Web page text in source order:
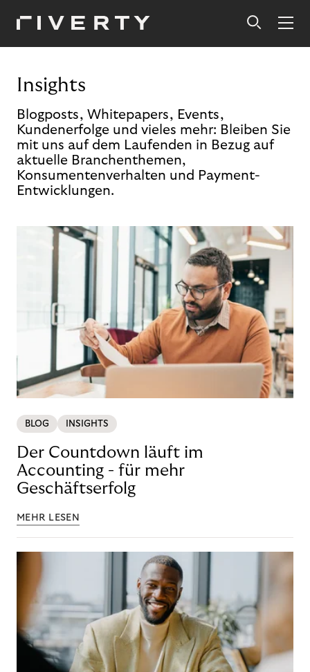
Insights
Blogposts, Whitepapers, Events,
Kundenerfolge und vieles mehr: Bleiben Sie
mit uns auf dem Laufenden in Bezug auf
aktuelle Branchenthemen,
Konsumentenverhalten und Payment-
Entwicklungen.
BLOG INSIGHTS
Der Countdown läuft im
Accounting - für mehr
Geschäftserfolg
MEHR LESEN